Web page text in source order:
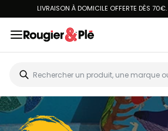
LIVRAISON À DOMICILE OFFERTE DÈS 70€.